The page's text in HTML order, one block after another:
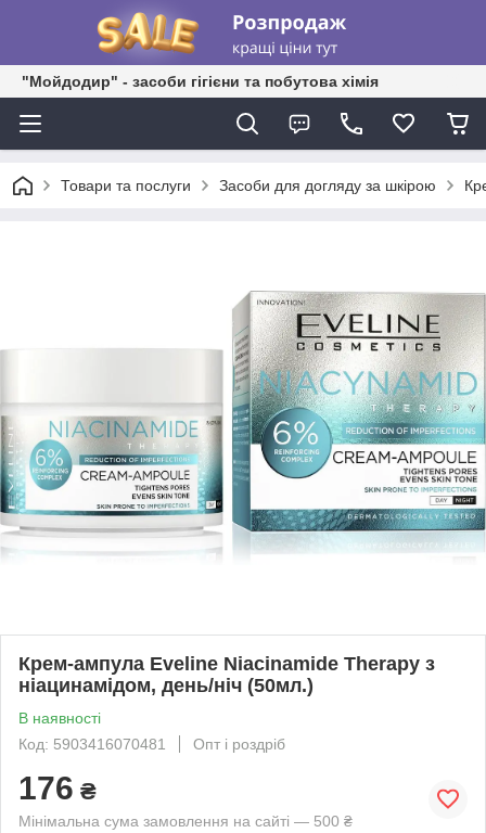
"Мойдодир" - засоби гігієни та побутова хімія
Товари та послуги Засоби для догляду за шкірою
Крем-ампула Eveline Niacinamide Therapy з
ніацинамідом, день/ніч (50мл.)
В наявності
Код: 5903416070481
Опт і роздріб
176 ₴
Мінімальна сума замовлення на сайті — 500 ₴